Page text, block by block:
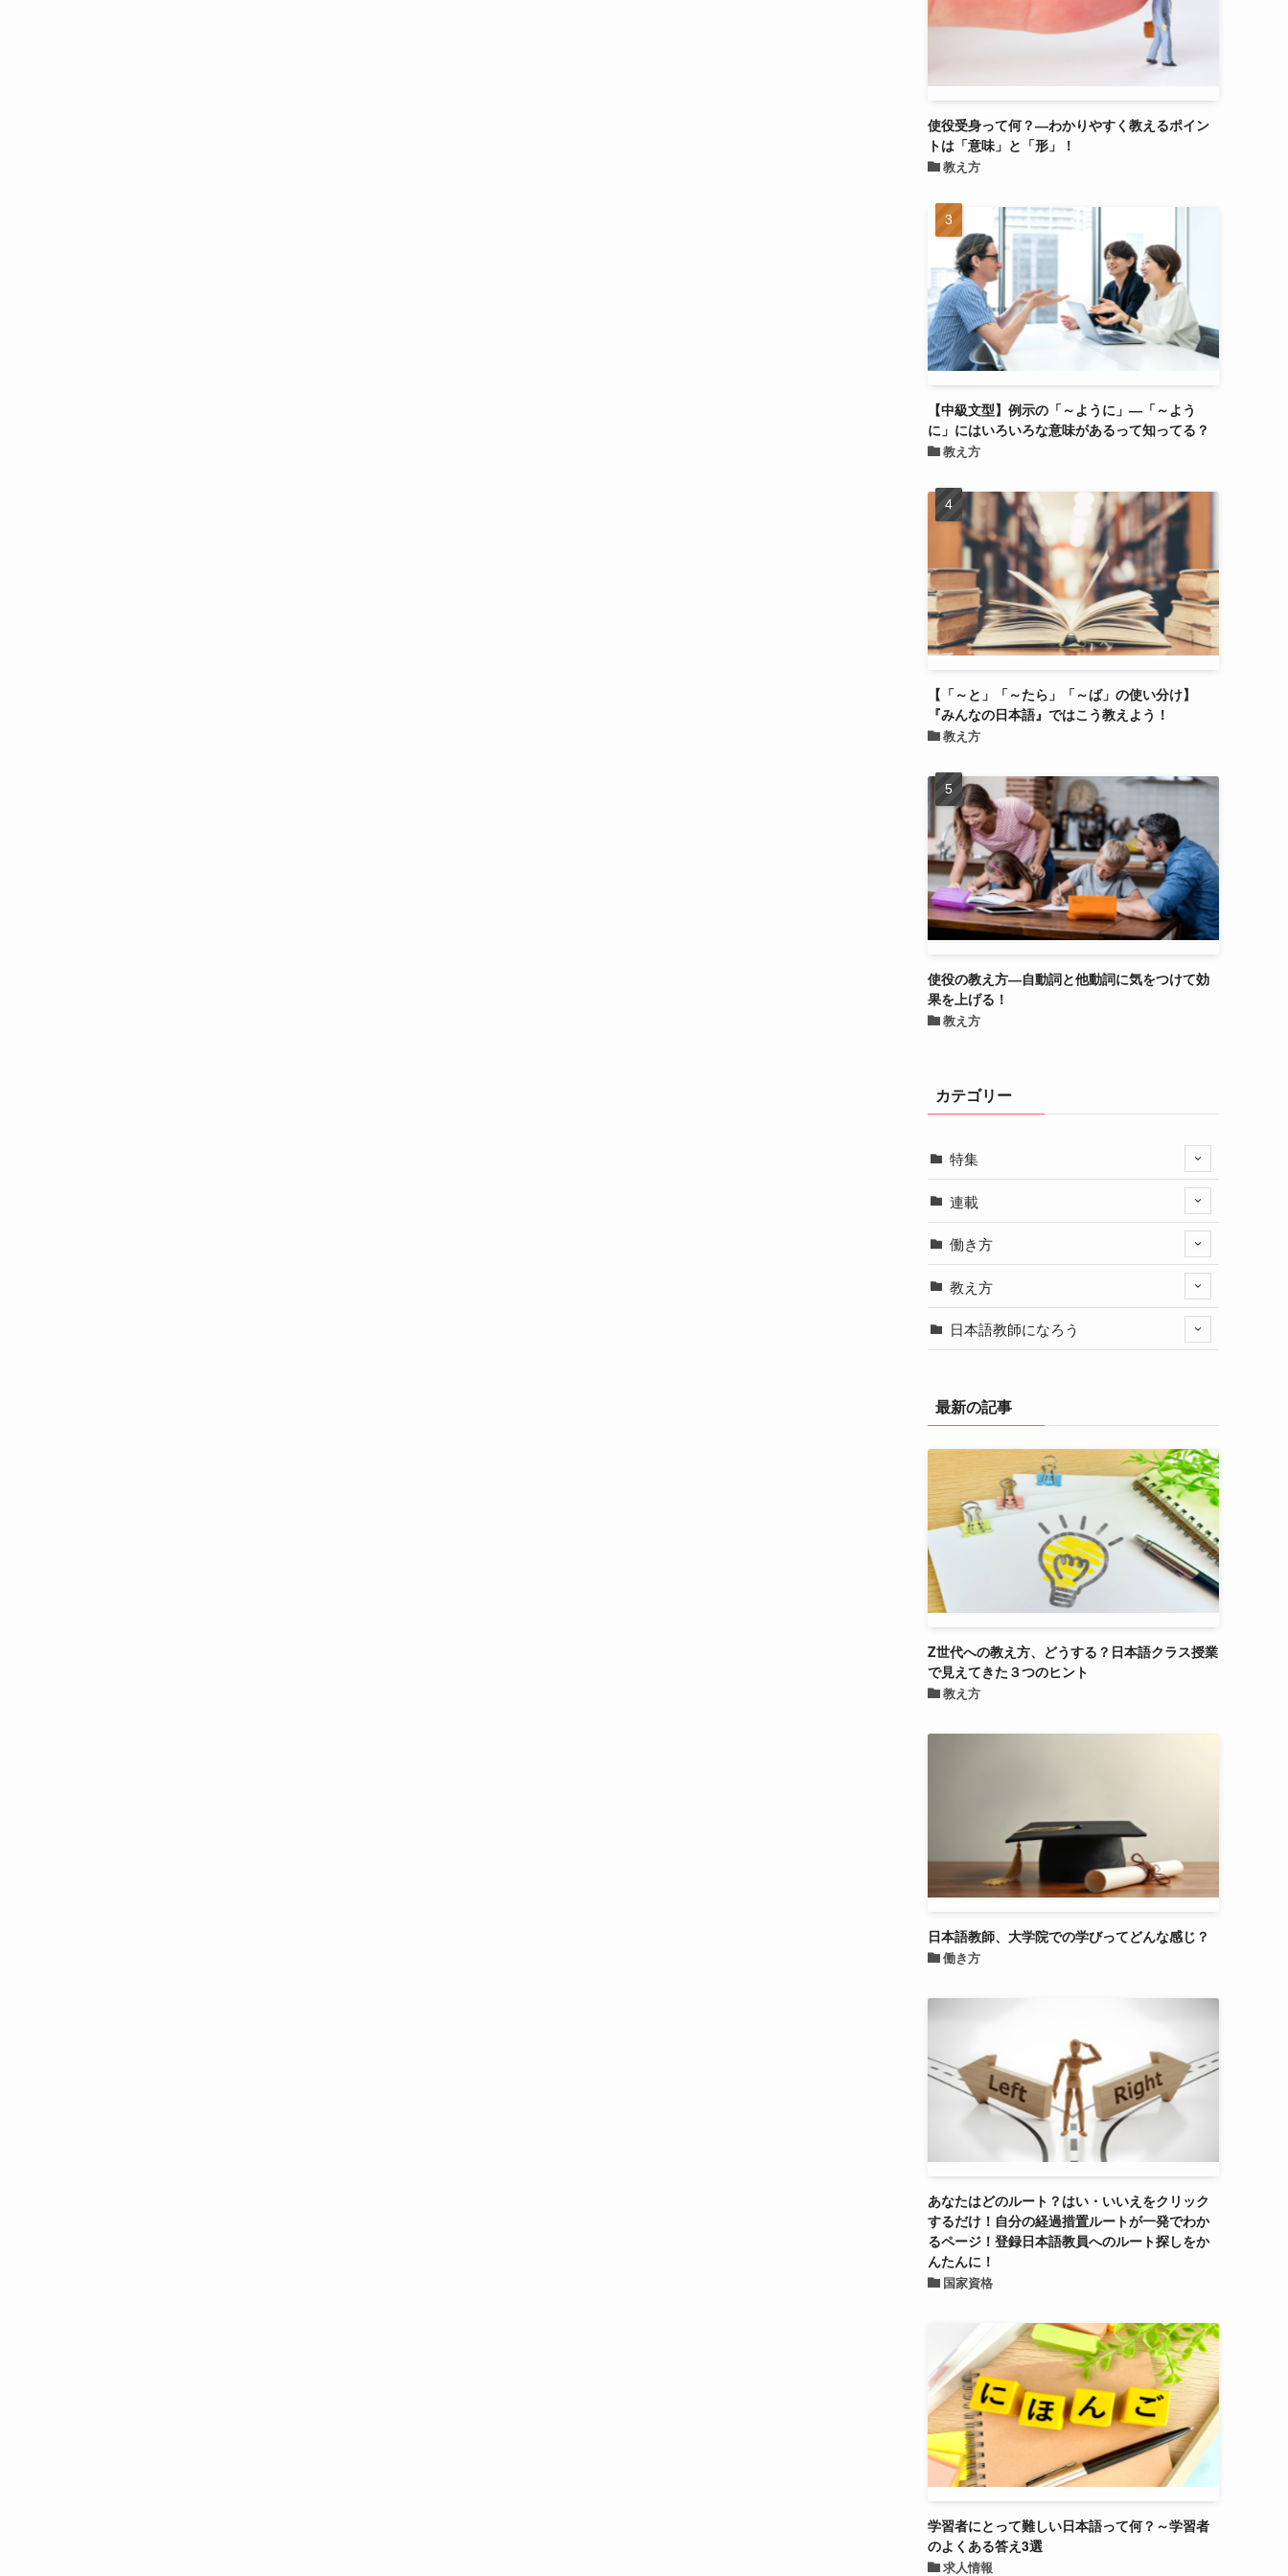
使役受身って何？―わかりやすく教えるポイン
トは「意味」と「形」！
教え方
【中級文型】例示の「～ように」―「～よう
に」にはいろいろな意味があるって知ってる？
教え方
【「～と」「～たら」「～ば」の使い分け】
『みんなの日本語』ではこう教えよう！
教え方
使役の教え方―自動詞と他動詞に気をつけて効
果を上げる！
教え方
カテゴリー
特集
連載
働き方
教え方
日本語教師になろう
最新の記事
Z世代への教え方、どうする？日本語クラス授業
で見えてきた３つのヒント
教え方
日本語教師、大学院での学びってどんな感じ？
働き方
あなたはどのルート？はい・いいえをクリック
するだけ！自分の経過措置ルートが一発でわか
るページ！登録日本語教員へのルート探しをか
んたんに！
国家資格
学習者にとって難しい日本語って何？～学習者
のよくある答え3選
求人情報